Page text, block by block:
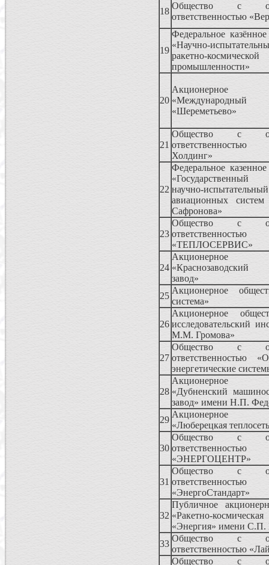
18
Общество с
ответственностью
19
Федеральное
«Научно-
ракетно-космической
промышленности»
20
Акционерное
«Шереметьево»
21
Общество с
ответственностью
Холдинг»
22
Федеральное
научно-
авиационных
Сафронова»
23
Общество с
ответственностью
«ТЕПЛОСЕРВИС»
24
Акционерное
«Краснозаводский
завод»
25
Акционерное
система»
26
Акционерное
исследовательский
М.М. Громова»
27
Общество с
ответственностью
энергетические
28
Акционерное
«Дубненский
завод» имени Н.П.
29
Акционерное
«Люберецкая
30
Общество с
ответственностью
«ЭНЕРГОЦЕНТР»
31
Общество с
ответственностью
«ЭнергоСтандарт»
32
Публичное
«Ракетно-
«Энергия» имени С.П.
33
Общество с
ответственностью
Общество с